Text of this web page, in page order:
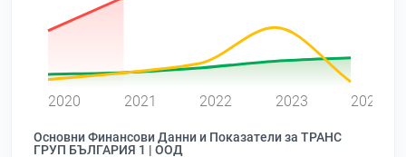
2020 2021 2022 2023 2024
Основни Финансови Данни и Показатели за ТРАНС
ГРУП БЪЛГАРИЯ 1 | ООД